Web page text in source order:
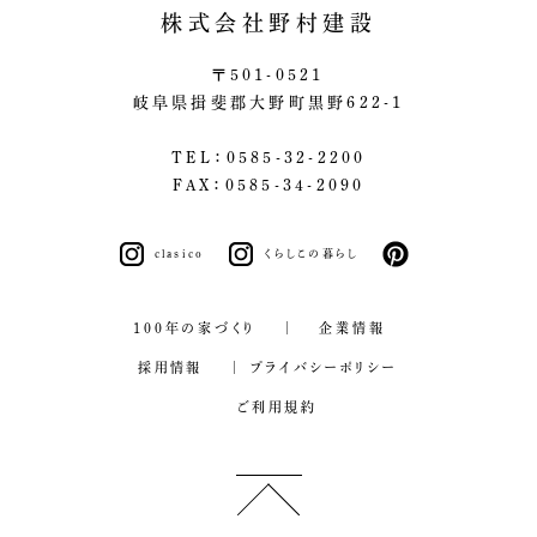
株式会社野村建設
〒501-0521
岐阜県揖斐郡大野町黒野622-1
TEL：0585-32-2200
FAX：0585-34-2090
clasico くらしこの暮らし
100年の家づくり 企業情報
採用情報 プライバシーポリシー
ご利用規約